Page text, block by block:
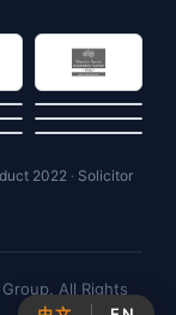
2022 · Solicitor
All Rights